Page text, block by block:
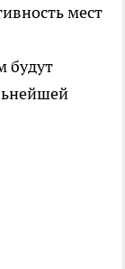
мест
будут